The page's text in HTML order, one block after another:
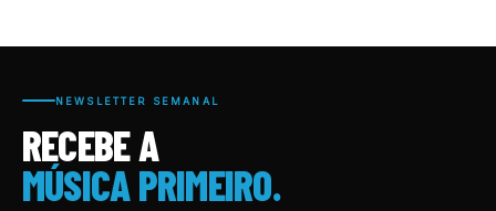
NEWSLETTER SEMANAL
RECEBE A
MÚSICA PRIMEIRO.